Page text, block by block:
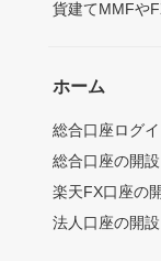
貨建てMMFや
ホーム
総合口座ログ
総合口座の開設
楽天FX口座の
法人口座の開設